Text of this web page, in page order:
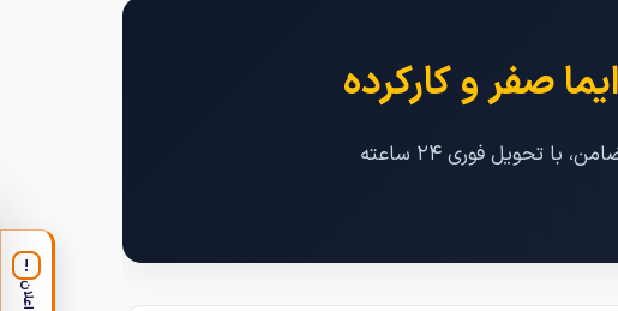
صفر و کارکرده
طرح‌های لیزینگ و ثبت نام خرید اقساطی شاسی بلند لاماری ایما بدون نیاز به ضامن، با تحویل فوری ۲۴ ساعته
!
اعلان